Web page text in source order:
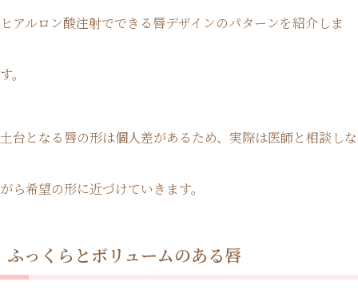
ヒアルロン酸注射でできる唇デザインのパターンを紹介しま
す。
土台となる唇の形は個人差があるため、実際は医師と相談しな
がら希望の形に近づけていきます。
ふっくらとボリュームのある唇